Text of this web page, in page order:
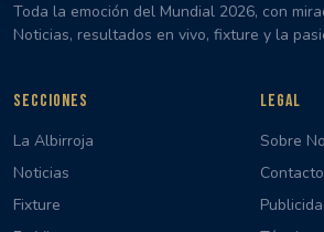
Toda la emoción del Mundial 2026, con
Noticias, resultados en vivo, fixture y la
SECCIONES
La Albirroja
Noticias
Fixture
LEGAL
Sobre
Contacto